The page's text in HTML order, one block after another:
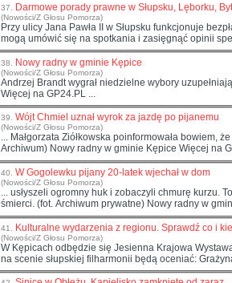
37. Darmowe porady prawne w Słupsku, Lęborku,
(Nowości/Z Głosu Pomorza)
Przy ulicy Jana Pawła II w Słupsku funkcjonuje
mogą umówić się na spotkania i zasięgnąć opinii
38. Nowy radny w gminie Kępice
(Nowości/Z Głosu Pomorza)
Andrzej Brandt wygrał niedzielne wybory
Więcej na GP24.PL ...
39. Wójt Chmiel uznał wyrok za jazdę po pijanemu
(Nowości/Z Głosu Pomorza)
... Małgorzata Ziółkowska poinformowała bowiem,
Archiwum) Nowy radny w gminie Kępic e Więcej na
40. W Gogolewku pijany 20-latek wjechał w dom
(Nowości/Z Głosu Pomorza)
... usłyszeli ogromny huk i zobaczyli chmurę kurzu.
śmierci. (fot. Archiwum prywatne) Nowy radny w
41. Kulturalne wydarzenia z regionu. Sprawdź co i
(Nowości/Z Głosu Pomorza)
W Kępicach odbędzie się Jesienna Krajowa
na scenie słupskiej filharmonii będą oceniać: